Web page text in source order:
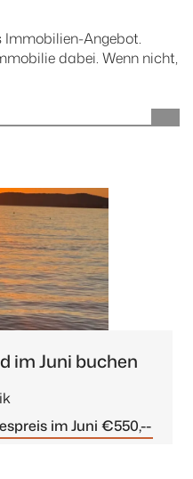
Immobilien-Angebot.
dabei. Wenn nicht,
im Juni buchen
im Juni €550,--